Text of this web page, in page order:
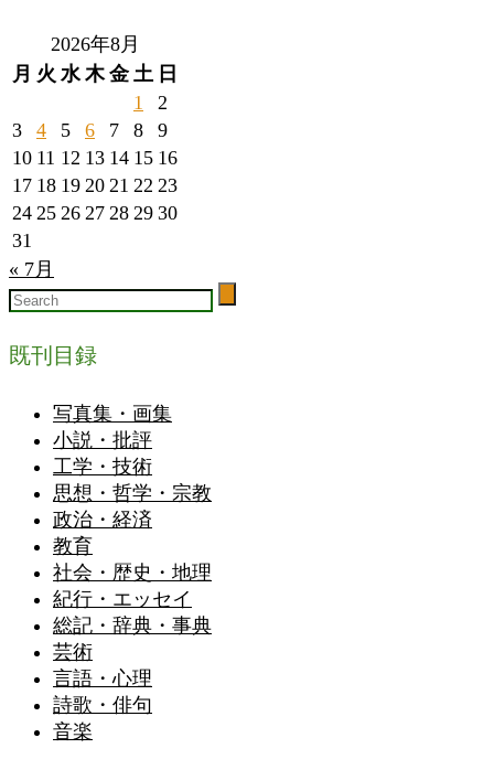
2026年8月
月 火 水 木 金 土 日
1
2
3
4 5 6 7 8
9
10 11 12 13 14 15 16
17 18 19 20 21 22 23
24 25 26 27 28 29 30
31
« 7月
既刊目録
写真集・画集
小説・批評
工学・技術
思想・哲学・宗教
政治・経済
教育
社会・歴史・地理
紀行・エッセイ
総記・辞典・事典
芸術
言語・心理
詩歌・俳句
音楽